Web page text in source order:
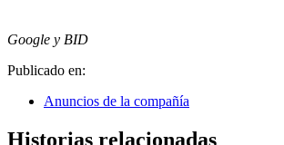
Google y BID
Publicado en:
Anuncios de la compañía
Historias relacionadas